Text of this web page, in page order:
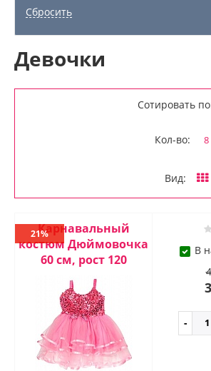
Девочки
Сотировать
Кол-во: 8
Вид:
Карнавальный
костюм Дюймовочка
60 см, рост 120
21%
В